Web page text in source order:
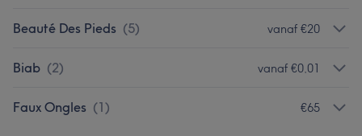
Beauté Des Pieds (5) vanaf €20
Biab (2) vanaf €0,01
Faux Ongles (1) €65